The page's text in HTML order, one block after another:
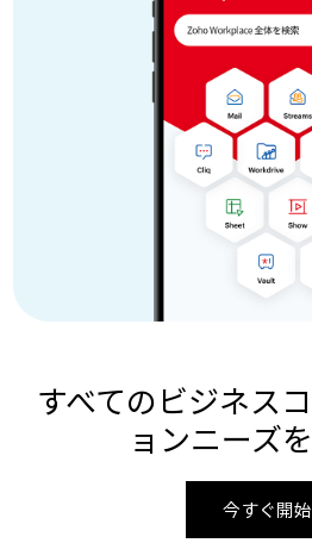
すべてのビジネス
ョンニーズ
今すぐ開始